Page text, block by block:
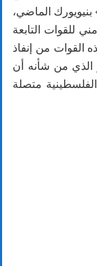
الماضي،
للقوات التابعة
القوات من إنفاذ
الذي من شأنه أن
متصلة